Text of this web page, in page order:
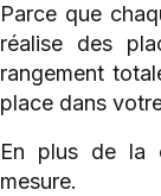
Parce que
réalise des
rangement
place dans
En plus de la
mesure.